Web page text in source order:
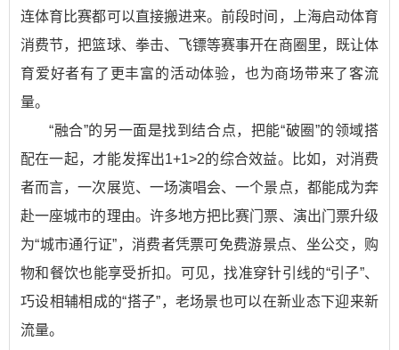
连体育比赛都可以直接搬进来。前段时间，上海启动体育
消费节，把篮球、拳击、飞镖等赛事开在商圈里，既让体
育爱好者有了更丰富的活动体验，也为商场带来了客流
量。
“融合”的另一面是找到结合点，把能“破圈”的领域搭
配在一起，才能发挥出1+1>2的综合效益。比如，对消费
者而言，一次展览、一场演唱会、一个景点，都能成为奔
赴一座城市的理由。许多地方把比赛门票、演出门票升级
为“城市通行证”，消费者凭票可免费游景点、坐公交，购
物和餐饮也能享受折扣。可见，找准穿针引线的“引子”、
巧设相辅相成的“搭子”，老场景也可以在新业态下迎来新
流量。